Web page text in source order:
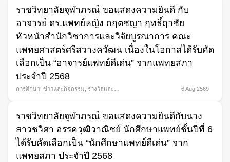
Search
for:
ราชวิทยาลัยจุฬาภรณ์ ขอแสดงความยินดี กับ
อาจารย์ ดร.แพทย์หญิง กฤตชญา ฤทธิ์ฤาชัย
หัวหน้าสำนักวิชาการและวิจัยบูรณาการ คณะ
แพทยศาสตร์ศรีสวางควัฒน เนื่องในโอกาสได้รับคัด
เลือกเป็น “อาจารย์แพทย์ดีเด่น” จากแพทยสภา
ประจำปี 2568
การศึกษา ข่าวและกิจกรรม
รางวัลและ
6 Aug 2569
ราชวิทยาลัยจุฬาภรณ์ ขอแสดงความยินดีกับนาง
สาวชวิศา อรรควุฒิวาณิชย์ นักศึกษาแพทย์ชั้นปีที่ 6
ได้รับคัดเลือกเป็น “นักศึกษาแพทย์ดีเด่น” จาก
แพทยสภา ประจำปี 2568